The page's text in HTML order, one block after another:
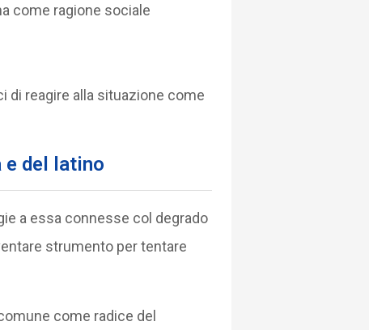
come ragione sociale
di reagire alla situazione come
e del latino
a essa connesse col degrado
strumento per tentare
come radice del